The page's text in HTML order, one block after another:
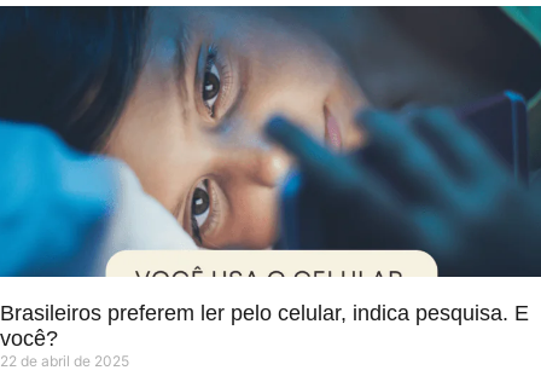
Brasileiros preferem ler pelo celular, indica pesquisa. E
você?
22 de abril de 2025